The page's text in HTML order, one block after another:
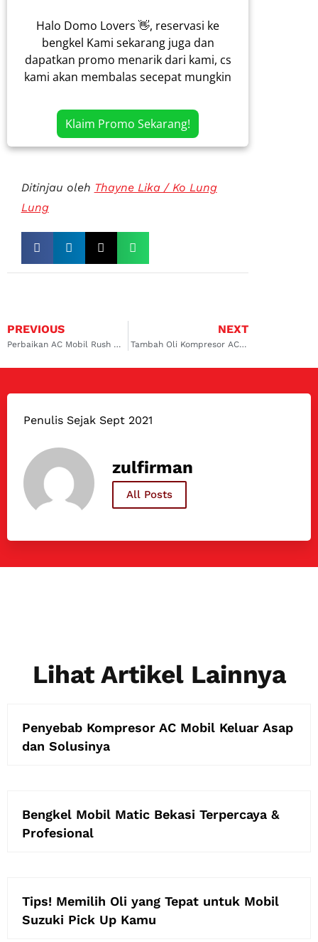
Halo Domo Lovers 👋, reservasi ke
bengkel Kami sekarang juga dan
dapatkan promo menarik dari kami, cs
kami akan membalas secepat mungkin
Klaim Promo Sekarang!
Ditinjau oleh Thayne Lika / Ko Lung
Lung
PREVIOUS
Perbaikan AC Mobil Rush di Serpong: Panduan Lengkap untuk Menjaga Kenyamanan Berkendara
NEXT
Tambah Oli Kompresor AC Mobil di Serpong: Panduan Lengkap untuk Menjaga Kinerja AC Mobil Anda
Penulis Sejak Sept 2021
zulfirman
All Posts
Lihat Artikel Lainnya
Penyebab Kompresor AC Mobil Keluar Asap
dan Solusinya
Bengkel Mobil Matic Bekasi Terpercaya &
Profesional
Tips! Memilih Oli yang Tepat untuk Mobil
Suzuki Pick Up Kamu